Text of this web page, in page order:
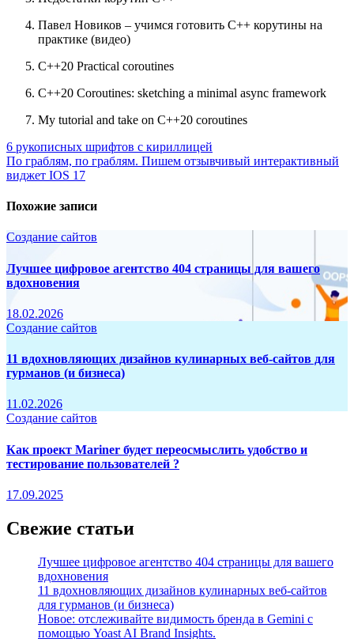
Павел Новиков – учимся готовить C++ корутины на
практике (видео)
С++20 Practical coroutines
C++20 Coroutines: sketching a minimal async framework
My tutorial and take on C++20 coroutines
Навигация
по
6 рукописных шрифтов с кириллицей
По граблям, по граблям. Пишем отзывчивый интерактивный
виджет IOS 17
Похожие записи
Создание сайтов
Лучшее цифровое агентство 404 страницы для вашего
вдохновения
18.02.2026
Создание сайтов
11 вдохновляющих дизайнов кулинарных веб-сайтов для
гурманов (и бизнеса)
11.02.2026
Создание сайтов
Как проект Mariner будет переосмыслить удобство и
тестирование пользователей ?
17.09.2025
Свежие статьи
Лучшее цифровое агентство 404 страницы для вашего
вдохновения
11 вдохновляющих дизайнов кулинарных веб-сайтов
для гурманов (и бизнеса)
Новое: отслеживайте видимость бренда в Gemini с
помощью Yoast AI Brand Insights.